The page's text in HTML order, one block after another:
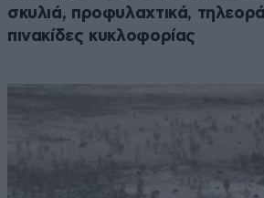
σκυλιά, προφυλαχτικά,
πινακίδες κυκλοφορίας